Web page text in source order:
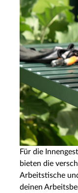
Für die
bieten die
Arbeitstische
deinen